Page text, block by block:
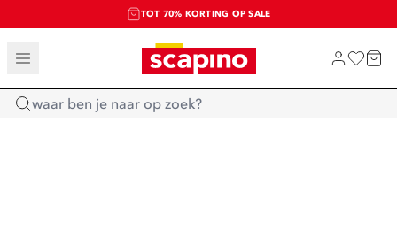
TOT 70% KORTING OP SALE
SALE: LAATSTE KANS!
SHOP NIEUW
Home